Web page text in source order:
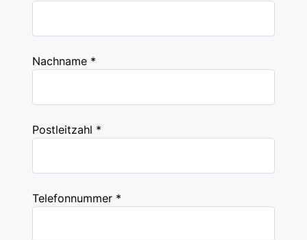
Nachname *
Postleitzahl *
Telefonnummer *